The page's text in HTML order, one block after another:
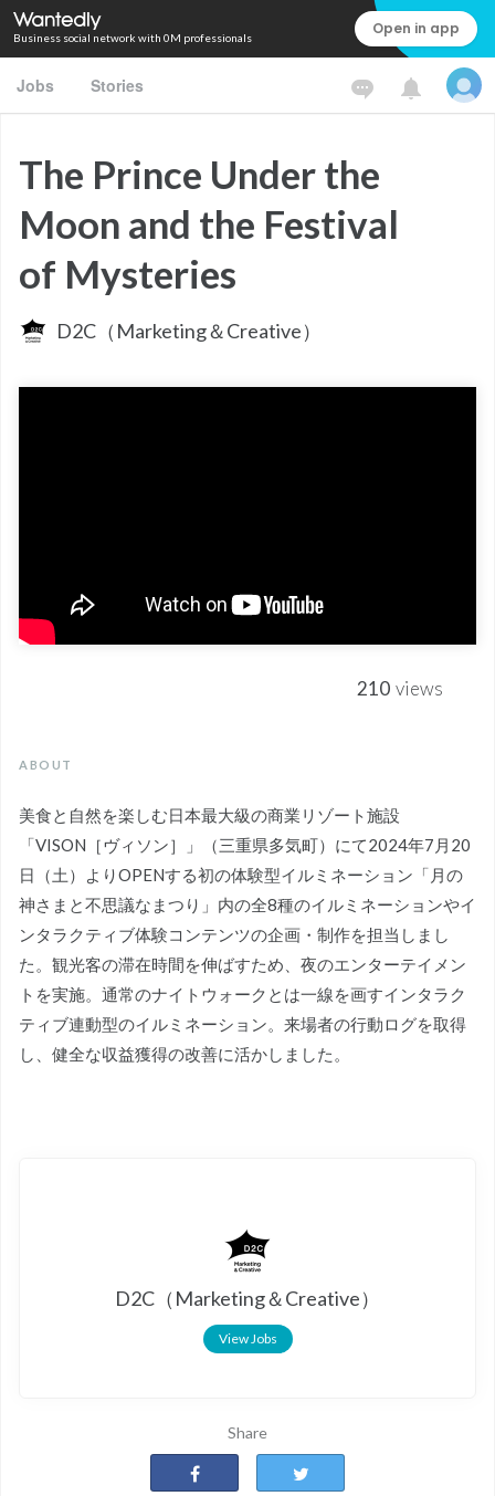
Business social network with 0M professionals Open in app
Jobs Stories
The Prince Under the
Moon and the Festival
of Mysteries
D2C（Marketing＆Creative）
210 views
ABOUT
美食と自然を楽しむ日本最大級の商業リゾート施設
「VISON［ヴィソン］」（三重県多気町）にて2024年7月20
日（土）よりOPENする初の体験型イルミネーション「月の
神さまと不思議なまつり」内の全8種のイルミネーションやイ
ンタラクティブ体験コンテンツの企画・制作を担当しまし
た。観光客の滞在時間を伸ばすため、夜のエンターテイメン
トを実施。通常のナイトウォークとは一線を画すインタラク
ティブ連動型のイルミネーション。来場者の行動ログを取得
し、健全な収益獲得の改善に活かしました。
D2C（Marketing＆Creative）
View Jobs
Share